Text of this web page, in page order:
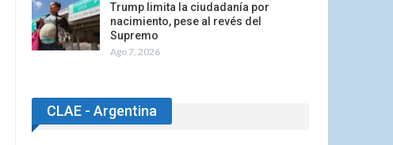
Trump limita la ciudadanía por
nacimiento, pese al revés del
Supremo
Ago 7, 2026
CLAE - Argentina